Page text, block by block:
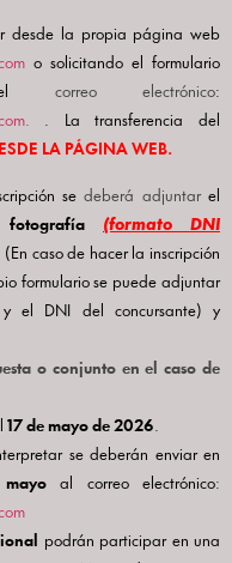
desde la propia página web
o solicitando el formulario
el correo electrónico:
. . La transferencia del
LA PÁGINA WEB.
sedeberá adjuntarel
fotografía (formato DNI
(En caso de hacer la inscripción
formulario se puede adjuntar
el DNI del concursante) y
o conjunto en el caso de
17 de mayo de 2026.
se deberán enviar en
al correo electrónico:
podrán participar en una